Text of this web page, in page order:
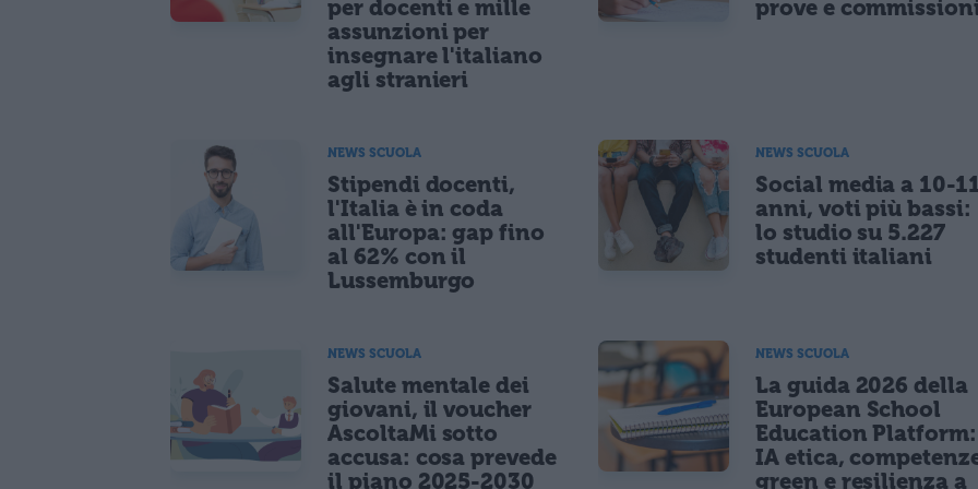
per docenti e mille
assunzioni per
insegnare l'italiano
agli stranieri
prove e
NEWS SCUOLA
Stipendi docenti,
l'Italia è in coda
all'Europa: gap fino
al 62% con il
Lussemburgo
NEWS SCUOLA
Social media a 10-
anni, voti più bassi:
lo studio su 5.227
studenti italiani
NEWS SCUOLA
Salute mentale dei
giovani, il voucher
AscoltaMi sotto
accusa: cosa prevede
il piano 2025-2030
NEWS SCUOLA
La guida 2026 della
European School
Education Platform:
IA etica,
green e resilienza a